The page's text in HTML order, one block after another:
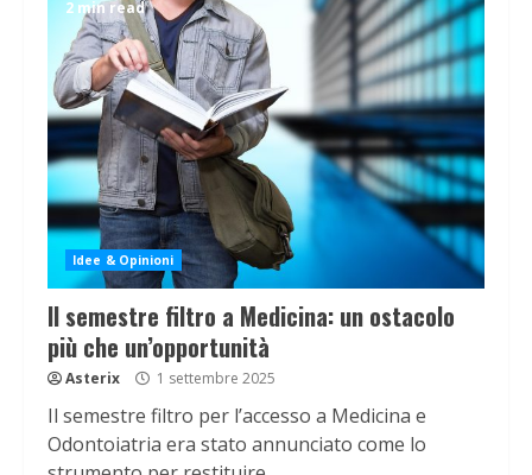
2 min read
Idee & Opinioni
Il semestre filtro a Medicina: un ostacolo
più che un’opportunità
Asterix 1 settembre 2025
Il semestre filtro per l’accesso a Medicina e
Odontoiatria era stato annunciato come lo